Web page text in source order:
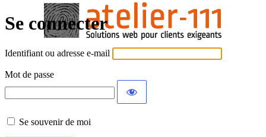
Se connecter
Identifiant ou adresse e-mail
Mot de passe
Se souvenir de moi